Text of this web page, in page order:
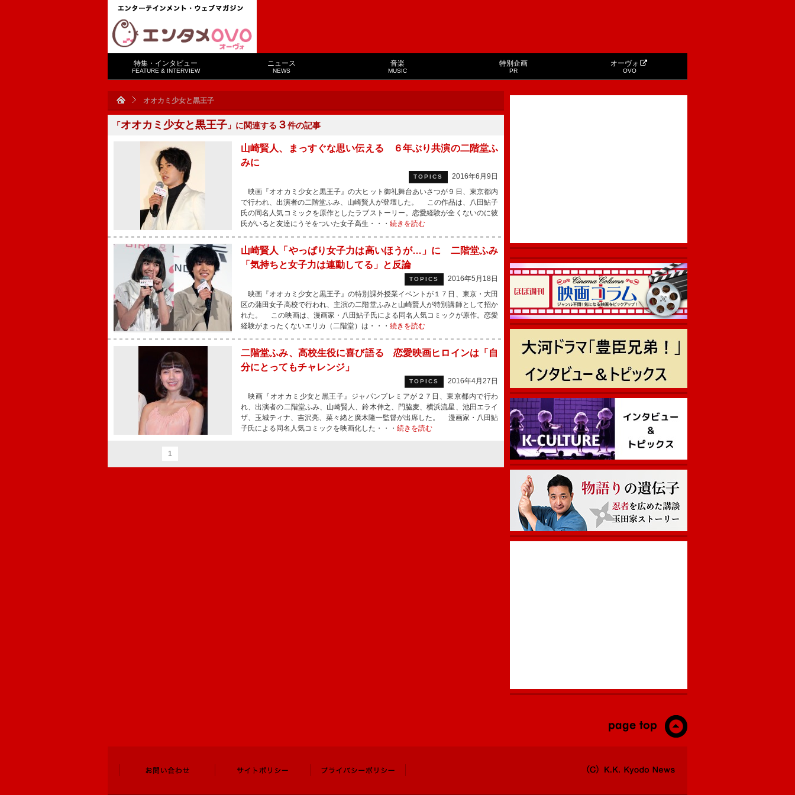
特集・インタビュー
FEATURE & INTERVIEW
ニュース
NEWS
音楽
MUSIC
特別企画
PR
オーヴォ
OVO
オオカミ少女と黒王子
「オオカミ少女と黒王子 」に関連する ３件の記事
山崎賢人、まっすぐな思い伝える ６年ぶり共演の二階堂ふ
みに
TOPICS
2016年6月9日
映画『オオカミ少女と黒王子』の大ヒット御礼舞台あいさつが９日、東京都内
で行われ、出演者の二階堂ふみ、山崎賢人が登壇した。 この作品は、八田鮎子
氏の同名人気コミックを原作としたラブストーリー。恋愛経験が全くないのに彼
氏がいると友達にうそをついた女子高生・・・ 続きを読む
山崎賢人「やっぱり女子力は高いほうが…」に 二階堂ふみ
「気持ちと女子力は連動してる」と反論
TOPICS
2016年5月18日
映画『オオカミ少女と黒王子』の特別課外授業イベントが１７日、東京・大田
区の蒲田女子高校で行われ、主演の二階堂ふみと山崎賢人が特別講師として招か
れた。 この映画は、漫画家・八田鮎子氏による同名人気コミックが原作。恋愛
経験がまったくないエリカ（二階堂）は・・・ 続きを読む
二階堂ふみ、高校生役に喜び語る 恋愛映画ヒロインは「自
分にとってもチャレンジ」
TOPICS
2016年4月27日
映画『オオカミ少女と黒王子』ジャパンプレミアが２７日、東京都内で行わ
れ、出演者の二階堂ふみ、山崎賢人、鈴木伸之、門脇麦、横浜流星、池田エライ
ザ、玉城ティナ、吉沢亮、菜々緒と廣木隆一監督が出席した。 漫画家・八田鮎
子氏による同名人気コミックを映画化した・・・ 続きを読む
1